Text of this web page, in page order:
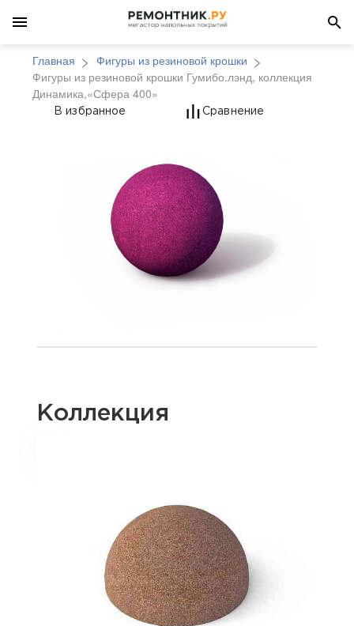
Главная
Фигуры из резиновой крошки
Фигуры из резиновой крошки Гумибо.лэнд, коллекция
Динамика,«Сфера 400»
Фигуры из
В избранное Сравнение
Коллекция